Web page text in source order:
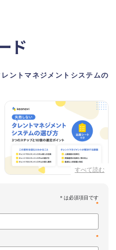
ド
レントマネジメントシステムの
すべて読む
企業の特徴
ム導入を検討する際の10個の選
*
*